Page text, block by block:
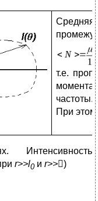
Средняя
т.е.
частоты.
При этом
Интенсивность
r>>l0и r>>)